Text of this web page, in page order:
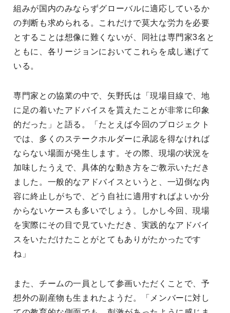
組みが国内のみならずグローバルに適応しているか
の判断も求められる。これだけで莫大な労力を必要
とすることは想像に難くないが、同社は専門家3名と
ともに、各リージョンにおいてこれらを成し遂げて
いる。
専門家との協業の中で、矢野氏は「現場目線で、地
に足の着いたアドバイスを貰えたことが非常に印象
的だった」と語る。「たとえば今回のプロジェクト
では、多くのステークホルダーに承認を得なければ
ならない場面が発生します。その際、現場の状況を
加味したうえで、具体的な動き方をご教示いただき
ました。一般的なアドバイスというと、一辺倒な内
容に終止しがちで、どう自社に適用すればよいか分
からないケースも多いでしょう。しかし今回、現場
を実際にその目で見ていただき、実践的なアドバイ
スをいただけたことがとてもありがたかったです
ね」
また、チームの一員として参画いただくことで、予
想外の副産物も生まれたようだ。「メンバーに対し